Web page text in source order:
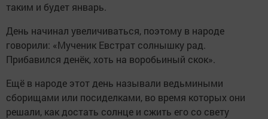
таким и будет январь.
День начинал увеличиваться, поэтому в народе
говорили: «Мученик Евстрат солнышку рад.
Прибавился денёк, хоть на воробьиный скок».
Ещё в народе этот день называли ведьмиными
сборищами или посиделками, во время которых они
решали, как достать солнце и сжить его со свету